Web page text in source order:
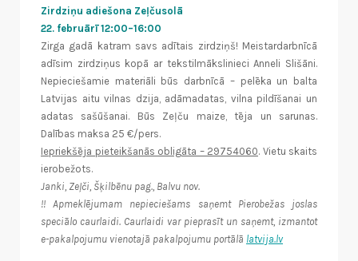
Zirdziņu adiešona Zeļčusolā
22. februārī 12:00–16:00
Zirga gadā katram savs adītais zirdziņš! Meistardarbnīcā
adīsim zirdziņus kopā ar tekstilmākslinieci Anneli Slišāni.
Nepieciešamie materiāli būs darbnīcā – pelēka un balta
Latvijas aitu vilnas dzija, adāmadatas, vilna pildīšanai un
adatas sašūšanai. Būs Zeļču maize, tēja un sarunas.
Dalības maksa 25 €/pers.
Iepriekšēja pieteikšanās obligāta – 29754060. Vietu skaits
ierobežots.
Janki, Zeļči, Šķilbēnu pag., Balvu nov.
!! Apmeklējumam nepieciešams saņemt Pierobežas joslas
speciālo caurlaidi. Caurlaidi var pieprasīt un saņemt, izmantot
e-pakalpojumu vienotajā pakalpojumu portālā latvija.lv